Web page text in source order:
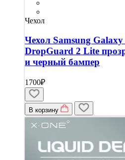
Чехол
Чехол Samsung
DropGuard 2 Lite
и черный бампер
1700₽
В корзину